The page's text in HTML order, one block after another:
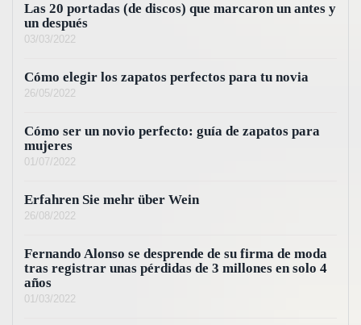
Las 20 portadas (de discos) que marcaron un antes y
un después
03/03/2022
Cómo elegir los zapatos perfectos para tu novia
26/05/2022
Cómo ser un novio perfecto: guía de zapatos para
mujeres
01/07/2022
Erfahren Sie mehr über Wein
26/08/2022
Fernando Alonso se desprende de su firma de moda
tras registrar unas pérdidas de 3 millones en solo 4
años
01/03/2022